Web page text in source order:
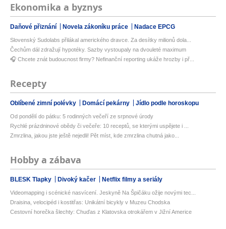
Ekonomika a byznys
Daňové přiznání Novela zákoníku práce Nadace EPCG
Slovenský Sudolabs přilákal amerického dravce. Za desítky milionů dola...
Čechům dál zdražují hypotéky. Sazby vystoupaly na dvouleté maximum
🎧 Chcete znát budoucnost firmy? Nefinanční reporting ukáže hrozby i př...
Recepty
Oblíbené zimní polévky Domácí pekárny Jídlo podle horoskopu
Od pondělí do pátku: 5 rodinných večeří ze srpnové úrody
Rychlé prázdninové obědy či večeře: 10 receptů, se kterými uspějete i ...
Zmrzlina, jakou jste ještě nejedli! Pět míst, kde zmrzlina chutná jako...
Hobby a zábava
BLESK Tlapky Divoký kačer Netflix filmy a seriály
Videomapping i scénické nasvícení. Jeskyně Na Špičáku ožije novými tec...
Draisina, velocipéd i kostitřas: Unikátní bicykly v Muzeu Chodska
Cestovní horečka šlechty: Chuďas z Klatovska otrokářem v Jižní Americe